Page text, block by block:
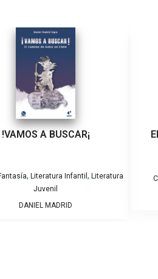
!VAMOS A BUSCAR¡
, Literatura Infantil , Literatura
Juvenil
DANIEL MADRID